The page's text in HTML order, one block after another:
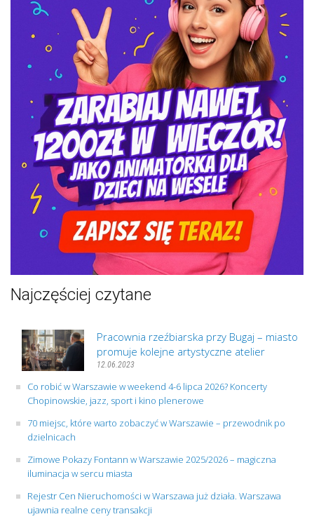
Najczęściej czytane
Pracownia rzeźbiarska przy Bugaj – miasto
promuje kolejne artystyczne atelier
12.06.2023
Co robić w Warszawie w weekend 4-6 lipca 2026? Koncerty
Chopinowskie, jazz, sport i kino plenerowe
70 miejsc, które warto zobaczyć w Warszawie – przewodnik po
dzielnicach
Zimowe Pokazy Fontann w Warszawie 2025/2026 – magiczna
iluminacja w sercu miasta
Rejestr Cen Nieruchomości w Warszawa już działa. Warszawa
ujawnia realne ceny transakcji